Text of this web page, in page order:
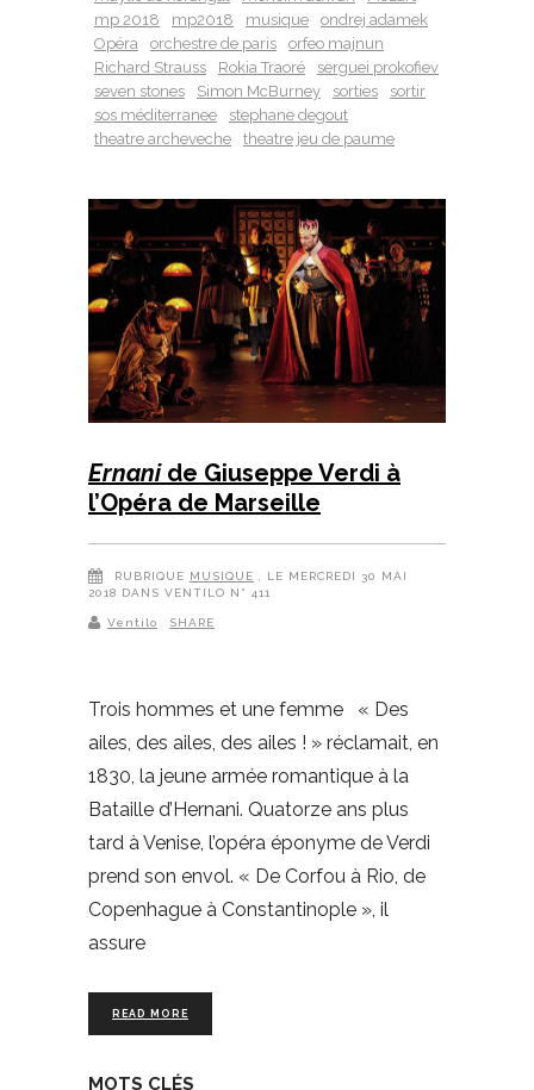
mp 2018
mp2018 musique
ondrej adamek
Opéra
orchestre de paris
orfeo majnun
Richard Strauss
Rokia Traoré
serguei prokofiev
seven stones
Simon McBurney sorties
sortir
sos méditerranee
stephane degout
theatre archeveche
theatre jeu de paume
Ernanide Giuseppe Verdi à
l’Opéra de Marseille
RUBRIQUE MUSIQUE , LE MERCREDI 30 MAI
2018 DANS VENTILO N° 411
Ventilo SHARE
Trois hommes et une femme « Des
ailes, des ailes, des ailes ! » réclamait, en
1830, la jeune armée romantique à la
Bataille d’Hernani. Quatorze ans plus
tard à Venise, l’opéra éponyme de Verdi
prend son envol. « De Corfou à Rio, de
Copenhague à Constantinople », il
assure
READ MORE
MOTS CLÉS